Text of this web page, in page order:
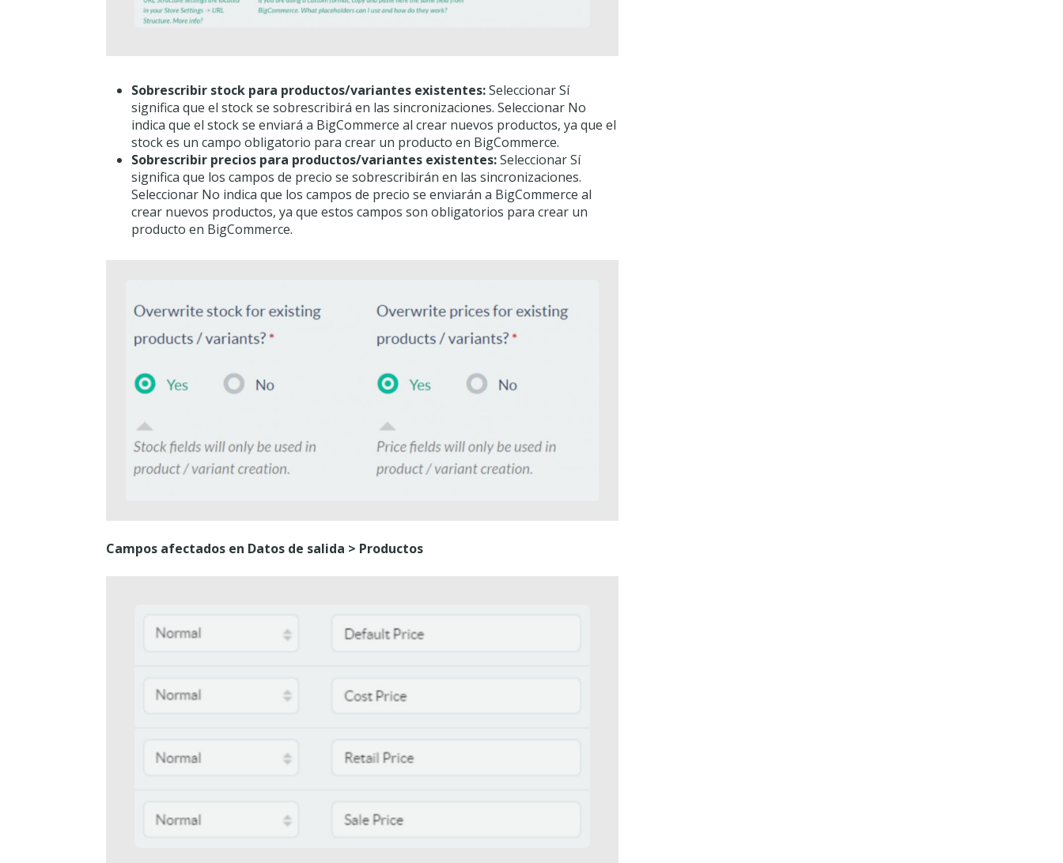
Sobrescribir stock para productos/variantes existentes:Seleccionar Sí
significa que el stock se sobrescribirá en las sincronizaciones. Seleccionar No
indica que el stock se enviará a BigCommerce al crear nuevos productos, ya que el
stock es un campo obligatorio para crear un producto en BigCommerce.
Sobrescribir precios para productos/variantes existentes:Seleccionar Sí
significa que los campos de precio se sobrescribirán en las sincronizaciones.
Seleccionar No indica que los campos de precio se enviarán a BigCommerce al
crear nuevos productos, ya que estos campos son obligatorios para crear un
producto en BigCommerce.
Campos afectados en Datos de salida > Productos